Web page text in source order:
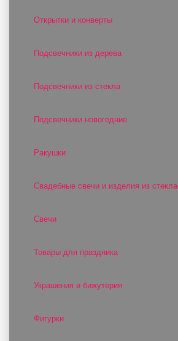
Открытки и конверты
Подсвечники из дерева
Подсвечники из стекла
Подсвечники новогодние
Ракушки
Свадебные свечи и изделия из стекла
Свечи
Товары для праздника
Украшения и бижутерия
Фигурки